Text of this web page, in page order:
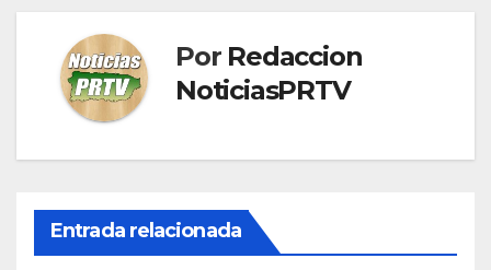
Por Redaccion
NoticiasPRTV
Entrada relacionada